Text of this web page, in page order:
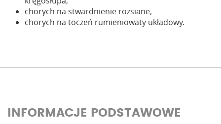
chorych na stwardnienie rozsiane,
chorych na toczeń rumieniowaty układowy.
INFORMACJE PODSTAWOWE